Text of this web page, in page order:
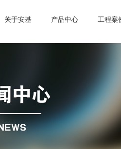
关于安基 产品中心 工程案